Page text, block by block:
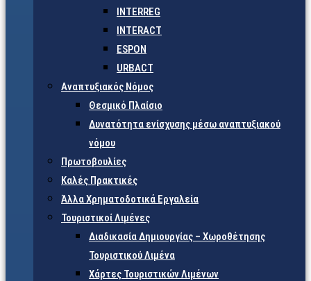
INTERREG
INTERACT
ESPON
URBACT
Αναπτυξιακός Νόμος
Θεσμικό Πλαίσιο
Δυνατότητα ενίσχυσης μέσω αναπτυξιακού
νόμου
Πρωτοβουλίες
Καλές Πρακτικές
Άλλα Χρηματοδοτικά Εργαλεία
Τουριστικοί Λιμένες
Διαδικασία Δημιουργίας – Χωροθέτησης
Τουριστικού Λιμένα
Χάρτες Τουριστικών Λιμένων